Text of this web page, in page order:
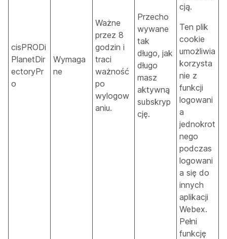
cisPRODi
PlanetDir
ectoryPr
o
Wymaga
ne
Ważne
przez 8
godzin i
traci
ważność
po
wylogow
aniu.
Przecho
wywane
tak
długo, jak
długo
masz
aktywną
subskryp
cję.
cją.
Ten plik
cookie
umożliwia
korzysta
nie z
funkcji
logowani
a
jednokrot
nego
podczas
logowani
a się do
innych
aplikacji
Webex.
Pełni
funkcję